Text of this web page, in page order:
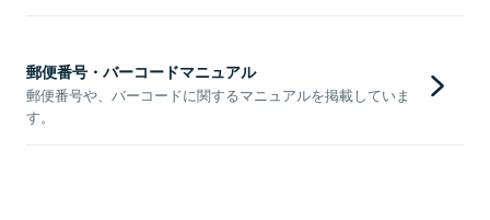
郵便番号・バーコードマニュアル
郵便番号や、バーコードに関するマニュアルを掲載していま
す。